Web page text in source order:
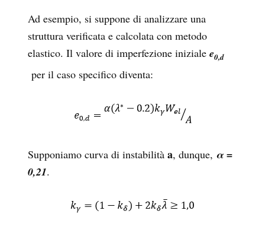
Ad esempio, si suppone di analizzare una
struttura verificata e calcolata con metodo
elastico. Il valore di imperfezione iniziale e0,d
per il caso specifico diventa:
Supponiamo curva di instabilità a, dunque, α =
0,21.